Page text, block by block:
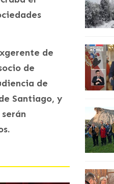
de
de
de
Santiago, y